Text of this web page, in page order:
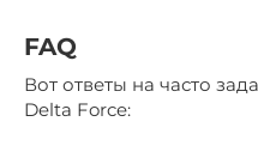
FAQ
Вот ответы на часто
Delta Force: